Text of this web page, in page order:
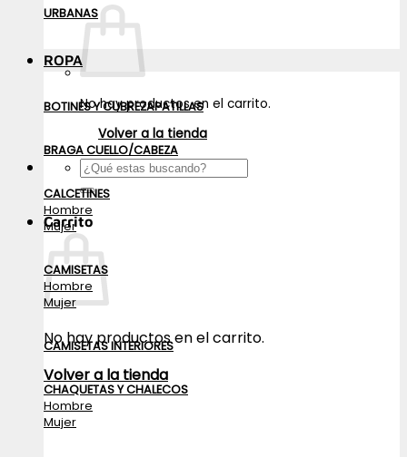
No hay productos en el carrito.
Volver a la tienda
Buscar
por:
Carrito
No hay productos en el carrito.
Volver a la tienda
URBANAS
ROPA
BOTINES Y CUBREZAPATILLAS
BRAGA CUELLO/CABEZA
CALCETINES
Hombre
Mujer
CAMISETAS
Hombre
Mujer
CAMISETAS INTERIORES
CHAQUETAS Y CHALECOS
Hombre
Mujer